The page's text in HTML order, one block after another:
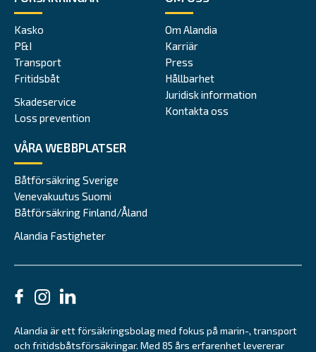
Kasko
P&I
Transport
Fritidsbåt
Skadeservice
Loss prevention
Om Alandia
Karriär
Press
Hållbarhet
Juridisk information
Kontakta oss
VÅRA WEBBPLATSER
Båtförsäkring Sverige
Venevakuutus Suomi
Båtförsäkring Finland/Åland
Alandia Fastigheter
Alandia är ett försäkringsbolag med fokus på marin-, transport
och fritidsbåtsförsäkringar. Med 85 års erfarenhet levererar